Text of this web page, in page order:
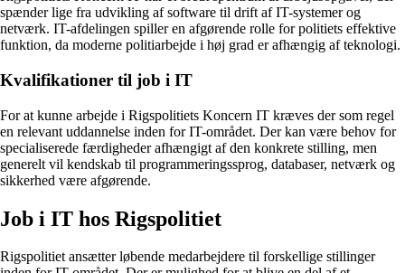
spænder lige fra udvikling af software til drift af IT-systemer og
netværk. IT-afdelingen spiller en afgørende rolle for politiets effektive
funktion, da moderne politiarbejde i høj grad er afhængig af teknologi.
Kvalifikationer til job i IT
For at kunne arbejde i Rigspolitiets Koncern IT kræves der som regel
en relevant uddannelse inden for IT-området. Der kan være behov for
specialiserede færdigheder afhængigt af den konkrete stilling, men
generelt vil kendskab til programmeringssprog, databaser, netværk og
sikkerhed være afgørende.
Job i IT hos Rigspolitiet
Rigspolitiet ansætter løbende medarbejdere til forskellige stillinger